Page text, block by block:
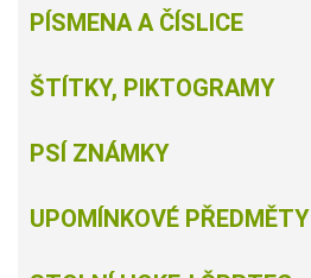
PÍSMENA A ČÍSLICE
ŠTÍTKY, PIKTOGRAMY
PSÍ ZNÁMKY
UPOMÍNKOVÉ PŘEDMĚTY